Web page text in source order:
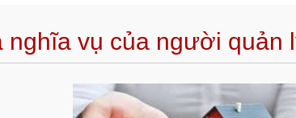
nghĩa vụ của người quản